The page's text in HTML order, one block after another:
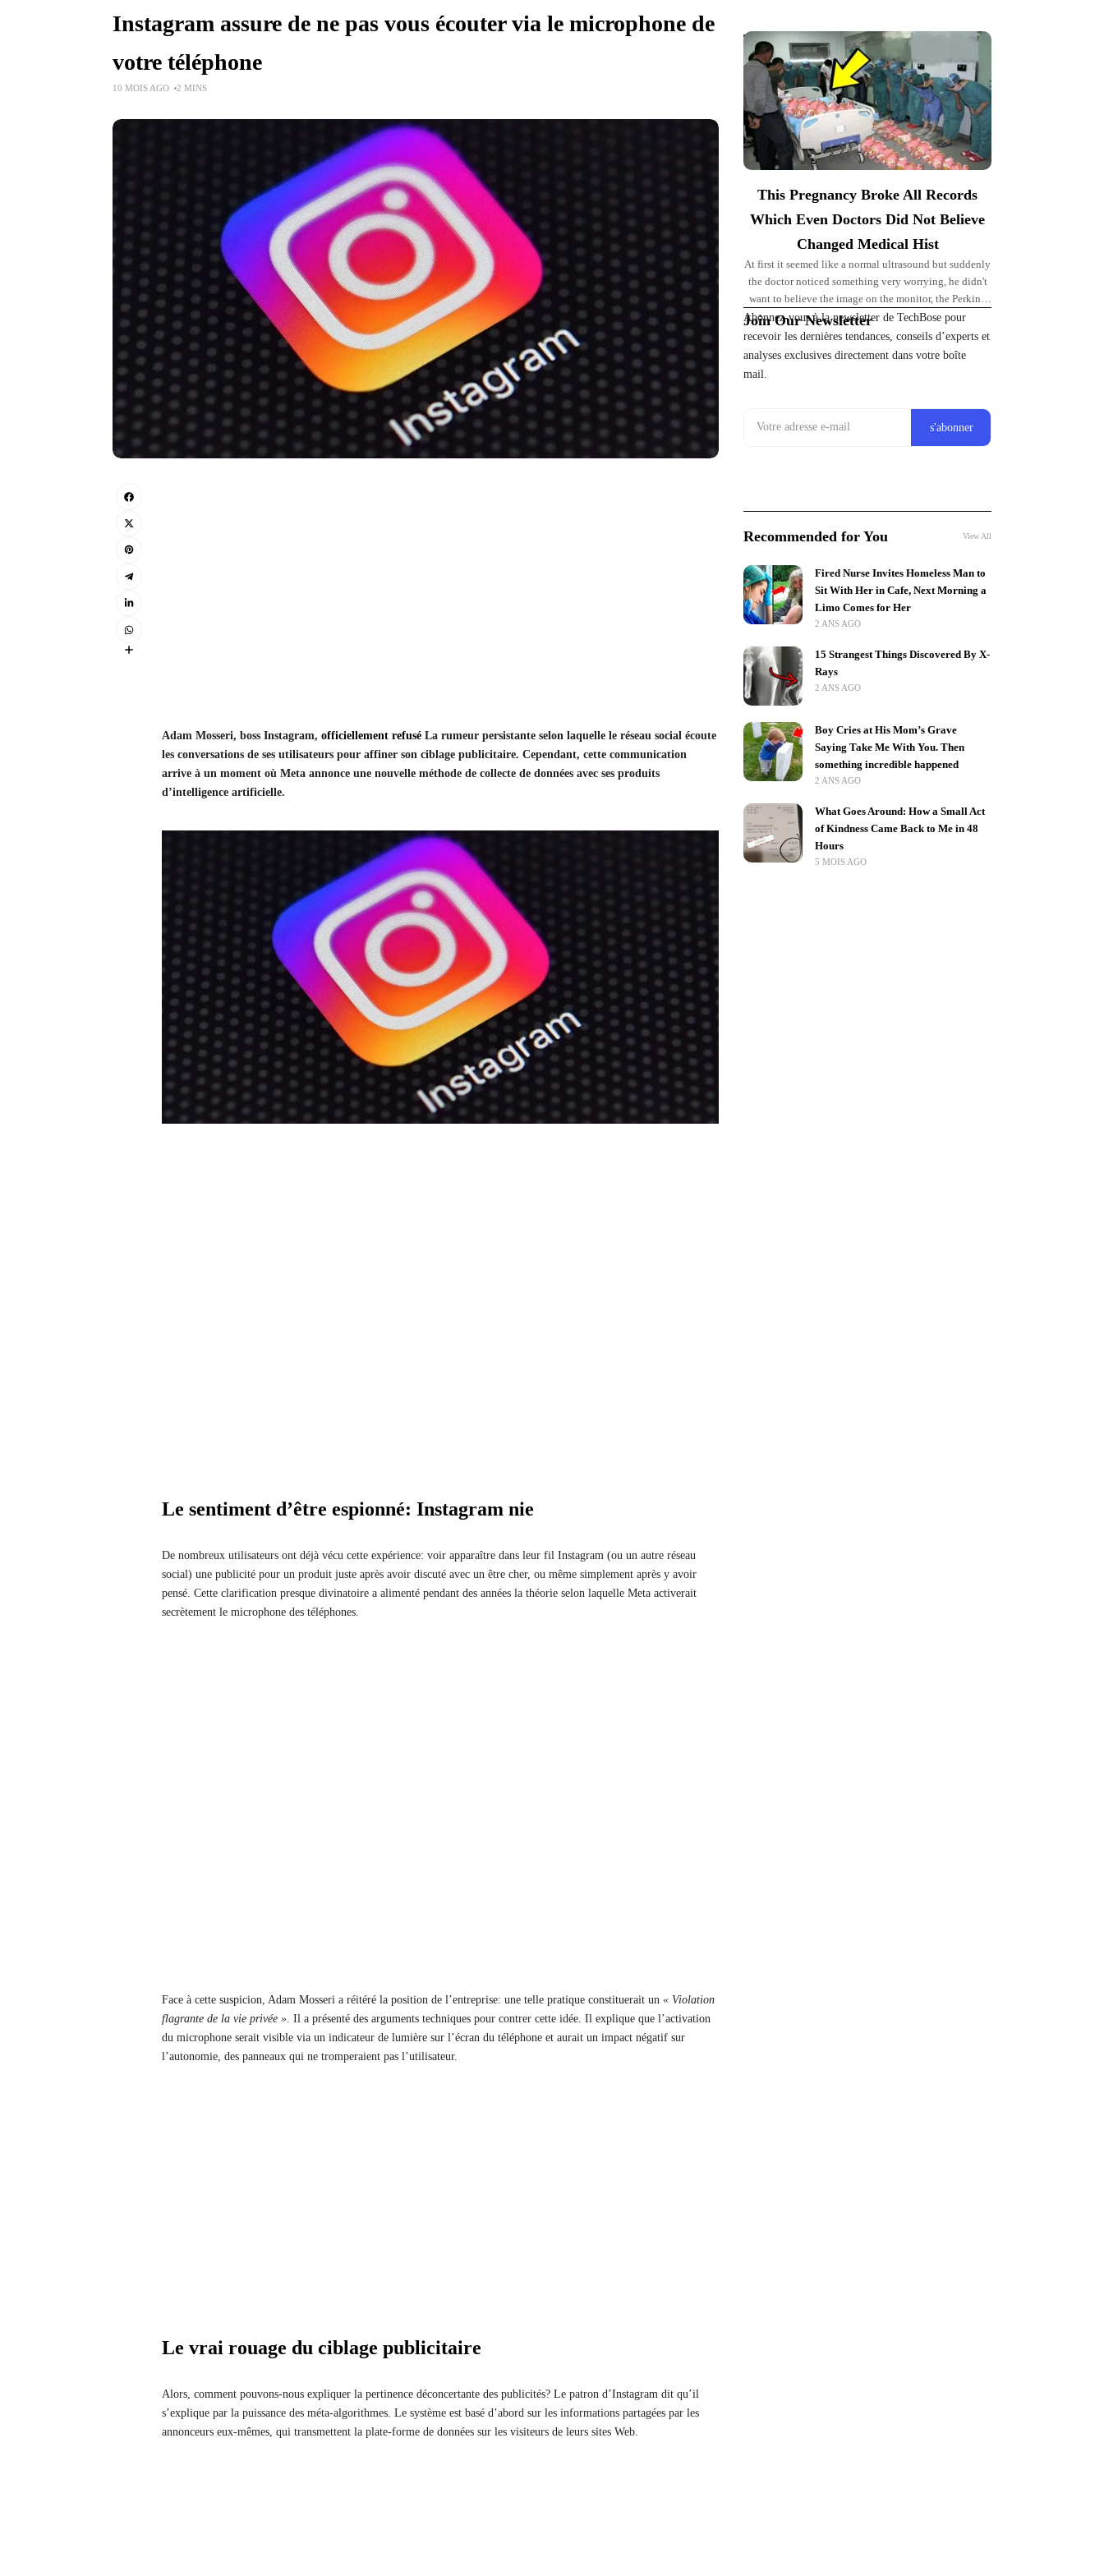
Instagram assure de ne pas vous écouter via le microphone de
votre téléphone
10 MOIS AGO 2 MINS
Adam Mosseri, boss Instagram, officiellement refusé La rumeur persistante selon laquelle le réseau social écoute
les conversations de ses utilisateurs pour affiner son ciblage publicitaire. Cependant, cette communication
arrive à un moment où Meta annonce une nouvelle méthode de collecte de données avec ses produits
d’intelligence artificielle.
Le sentiment d’être espionné: Instagram nie
De nombreux utilisateurs ont déjà vécu cette expérience: voir apparaître dans leur fil Instagram (ou un autre réseau
social) une publicité pour un produit juste après avoir discuté avec un être cher, ou même simplement après y avoir
pensé. Cette clarification presque divinatoire a alimenté pendant des années la théorie selon laquelle Meta activerait
secrètement le microphone des téléphones.
Face à cette suspicion, Adam Mosseri a réitéré la position de l’entreprise: une telle pratique constituerait un « Violation
flagrante de la vie privée » . Il a présenté des arguments techniques pour contrer cette idée. Il explique que l’activation
du microphone serait visible via un indicateur de lumière sur l’écran du téléphone et aurait un impact négatif sur
l’autonomie, des panneaux qui ne tromperaient pas l’utilisateur.
Le vrai rouage du ciblage publicitaire
Alors, comment pouvons-nous expliquer la pertinence déconcertante des publicités? Le patron d’Instagram dit qu’il
s’explique par la puissance des méta-algorithmes. Le système est basé d’abord sur les informations partagées par les
annonceurs eux-mêmes, qui transmettent la plate-forme de données sur les visiteurs de leurs sites Web.
Top Picks for You
This Pregnancy Broke All Records
Which Even Doctors Did Not Believe
Changed Medical Hist
At first it seemed like a normal ultrasound but suddenly
the doctor noticed something very worrying, he didn't
want to believe the image on the monitor, the Perkins'
pregnancy took
Join Our Newsletter
Abonnez-vous à la newsletter de TechBose pour
recevoir les dernières tendances, conseils d’experts et
analyses exclusives directement dans votre boîte
mail.
Recommended for You View All
Fired Nurse Invites Homeless Man to
Sit With Her in Cafe, Next Morning a
Limo Comes for Her
2 ANS AGO
15 Strangest Things Discovered By X-
Rays
2 ANS AGO
Boy Cries at His Mom’s Grave
Saying Take Me With You. Then
something incredible happened
2 ANS AGO
What Goes Around: How a Small Act
of Kindness Came Back to Me in 48
Hours
5 MOIS AGO